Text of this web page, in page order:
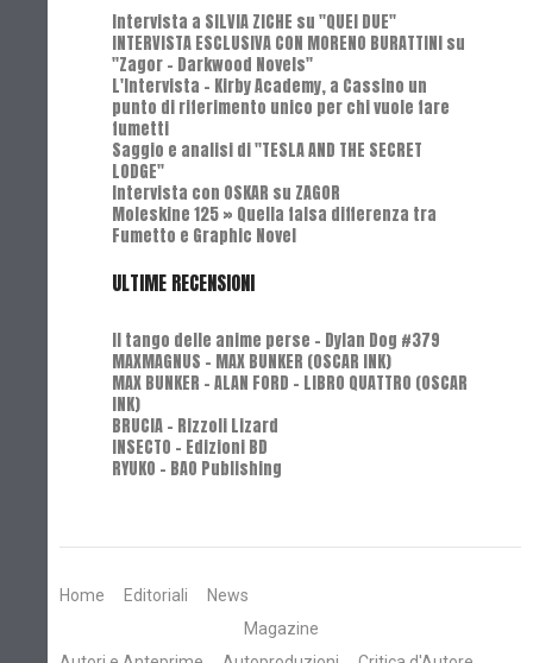
Intervista a SILVIA ZICHE su "QUEI DUE"
INTERVISTA ESCLUSIVA CON MORENO BURATTINI su
"Zagor - Darkwood Novels"
L'Intervista - Kirby Academy, a Cassino un
punto di riferimento unico per chi vuole fare
fumetti
Saggio e analisi di "TESLA AND THE SECRET
LODGE"
Intervista con OSKAR su ZAGOR
Moleskine 125 » Quella falsa differenza tra
Fumetto e Graphic Novel
ULTIME RECENSIONI
Il tango delle anime perse - Dylan Dog #379
MAXMAGNUS – MAX BUNKER (OSCAR INK)
MAX BUNKER – ALAN FORD – LIBRO QUATTRO (OSCAR
INK)
BRUCIA - Rizzoli Lizard
INSECTO - Edizioni BD
RYUKO - BAO Publishing
Home Editoriali
News
Magazine